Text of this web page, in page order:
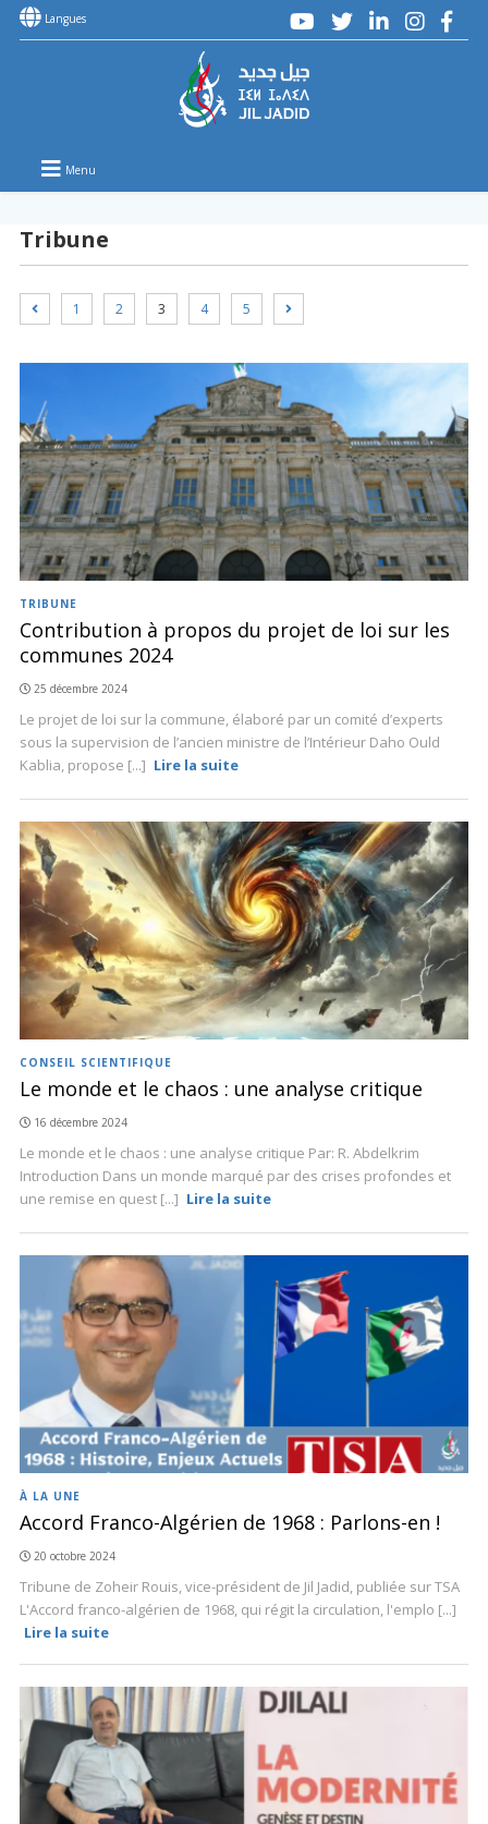
Langues
Menu
Tribune
1 2 3 4 5
TRIBUNE
Contribution à propos du projet de loi sur les
communes 2024
25 décembre 2024
Le projet de loi sur la commune, élaboré par un comité d’experts
sous la supervision de l’ancien ministre de l’Intérieur Daho Ould
Kablia, propose [...] Lire la suite
CONSEIL SCIENTIFIQUE
Le monde et le chaos : une analyse critique
16 décembre 2024
Le monde et le chaos : une analyse critique Par: R. Abdelkrim
Introduction Dans un monde marqué par des crises profondes et
une remise en quest [...] Lire la suite
À LA UNE
Accord Franco-Algérien de 1968 : Parlons-en !
20 octobre 2024
Tribune de Zoheir Rouis, vice-président de Jil Jadid, publiée sur TSA
L'Accord franco-algérien de 1968, qui régit la circulation, l'emplo [...]
Lire la suite